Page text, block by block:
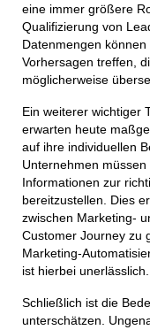
eine immer größere
Qualifizierung von
Datenmengen
Vorhersagen treffen,
möglicherweise
Ein weiterer wichtiger
erwarten heute
auf ihre individuellen
Unternehmen
Informationen zur
bereitzustellen. Dies
zwischen Marketing-
Customer Journey zu
Marketing-
ist hierbei unerlässlich.
Schließlich ist die
unterschätzen.